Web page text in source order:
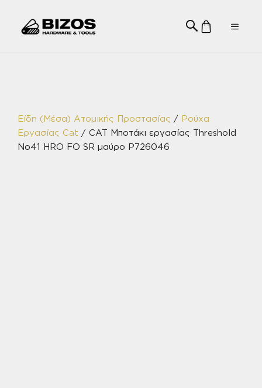
Menu
Είδη (Μέσα) Ατομικής Προστασίας / Ρούχα
Εργασίας Cat / CAT Μποτάκι εργασίας Threshold
No41 HRO FO SR μαύρο P726046